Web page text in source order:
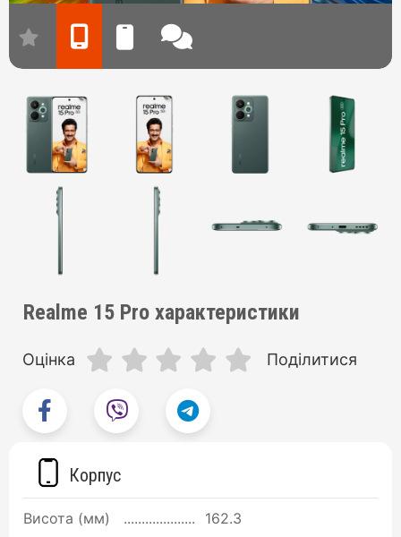
Realme 15 Pro характеристики
Оцінка Поділитися
Корпус
Висота (мм)
162.3